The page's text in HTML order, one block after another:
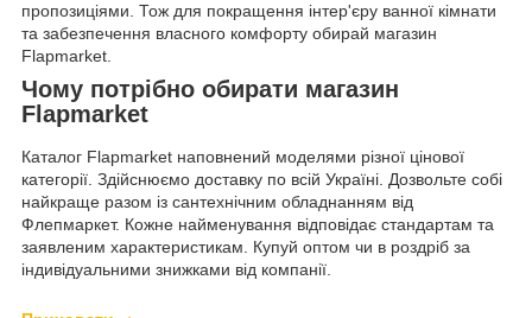
пропозиціями. Тож для покращення інтер'єру ванної кімнати
та забезпечення власного комфорту обирай магазин
Flapmarket.
Чому потрібно обирати магазин
Flapmarket
Каталог Flapmarket наповнений моделями різної цінової
категорії. Здійснюємо доставку по всій Україні. Дозвольте собі
найкраще разом із сантехнічним обладнанням від
Флепмаркет. Кожне найменування відповідає стандартам та
заявленим характеристикам. Купуй оптом чи в роздріб за
індивідуальними знижками від компанії.